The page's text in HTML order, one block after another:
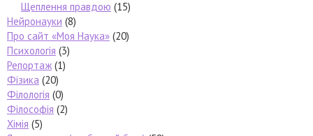
Щеплення правдою (15)
Нейронауки (8)
Про сайт «Моя Наука» (20)
Психологія (3)
Репортаж(1)
Фізика (20)
Філологія (0)
Філософія (2)
Хімія (5)